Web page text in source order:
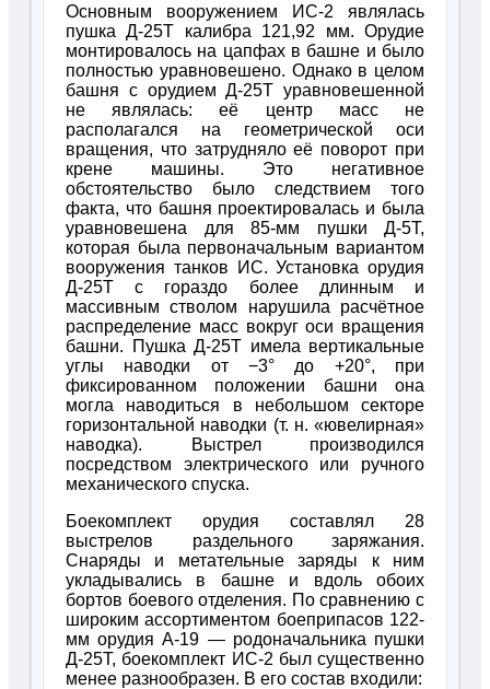
Основным вооружением ИС-2 являлась
пушка Д-25Т калибра 121,92 мм. Орудие
монтировалось на цапфах в башне и было
полностью уравновешено. Однако в целом
башня с орудием Д-25Т уравновешенной
не являлась: её центр масс не
располагался на геометрической оси
вращения, что затрудняло её поворот при
крене машины. Это негативное
обстоятельство было следствием того
факта, что башня проектировалась и была
уравновешена для 85-мм пушки Д-5Т,
которая была первоначальным вариантом
вооружения танков ИС. Установка орудия
Д-25Т с гораздо более длинным и
массивным стволом нарушила расчётное
распределение масс вокруг оси вращения
башни. Пушка Д-25Т имела вертикальные
углы наводки от −3° до +20°, при
фиксированном положении башни она
могла наводиться в небольшом секторе
горизонтальной наводки (т. н. «ювелирная»
наводка). Выстрел производился
посредством электрического или ручного
механического спуска.
Боекомплект орудия составлял 28
выстрелов раздельного заряжания.
Снаряды и метательные заряды к ним
укладывались в башне и вдоль обоих
бортов боевого отделения. По сравнению с
широким ассортиментом боеприпасов 122-
мм орудия А-19 — родоначальника пушки
Д-25Т, боекомплект ИС-2 был существенно
менее разнообразен. В его состав входили: